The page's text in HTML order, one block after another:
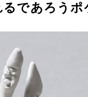
であろうポ